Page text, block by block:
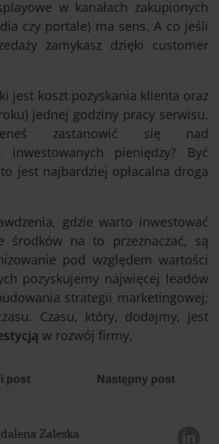
w kanałach zakupionych
czy portale) ma sens. A co jeśli
zamykasz dzięki customer
jest koszt pozyskania klienta oraz
jednej godziny pracy serwisu,
zastanowić się nad
inwestowanych pieniędzy? Być
jest najbardziej opłacalna droga
gdzie warto inwestować
środków na to przeznaczać, są
pod względem wartości
pozyskujemy najwięcej leadów
strategii marketingowej;
Czasu, który, dodajmy, jest
w rozwój firmy.
post Następny post
Zaleska